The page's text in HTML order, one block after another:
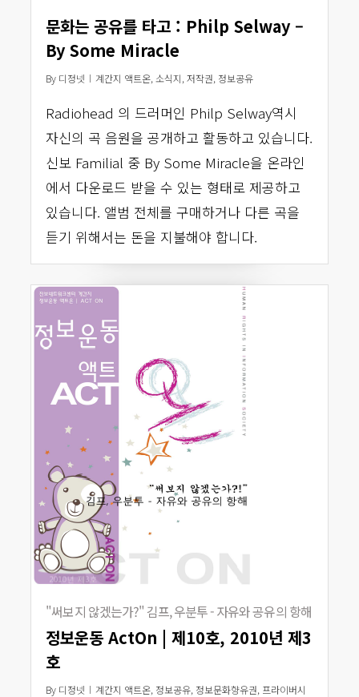
문화는 공유를 타고 : Philp Selway –
By Some Miracle
By 디정넷 계간지 액트온,소식지,저작권, 정보공유
Radiohead 의 드러머인 Philp Selway역시
자신의 곡 음원을 공개하고 활동하고 있습니다.
신보 Familial 중 By Some Miracle을 온라인
에서 다운로드 받을 수 있는 형태로 제공하고
있습니다. 앨범 전체를 구매하거나 다른 곡을
듣기 위해서는 돈을 지불해야 합니다.
"써보지 않겠는가?" 김프, 우분투 - 자유와 공유의 항해
정보운동 ActOn | 제10호, 2010년 제3
호
By 디정넷 계간지 액트온, 정보공유, 정보문화향유권, 프라이버시